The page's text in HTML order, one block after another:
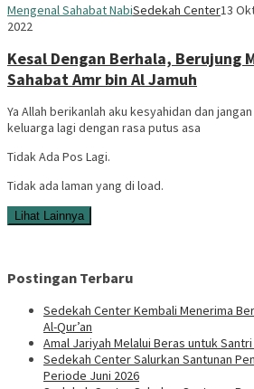
Mengenal Sahabat NabiSedekah Center13
2022
Kesal Dengan Berhala, Berujung
Sahabat Amr bin Al Jamuh
Ya Allah berikanlah aku kesyahidan dan
keluarga lagi dengan rasa putus asa
Tidak Ada Pos Lagi.
Tidak ada laman yang di load.
Lihat Lainnya
Postingan Terbaru
Sedekah Center Kembali Menerima
Al-Qur’an
Amal Jariyah Melalui Beras untuk Santri
Sedekah Center Salurkan Santunan
Periode Juni 2026